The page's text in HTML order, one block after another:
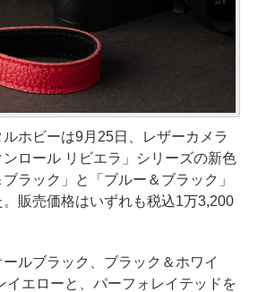
ホビーは9月25日、レザーカメラ
ロール リビエラ」シリーズの新色
ラック」と「ブルー＆ブラック」
販売価格はいずれも税込1万3,200
ルブラック、ブラック＆ホワイ
イエローと、パーフォレイテッドを